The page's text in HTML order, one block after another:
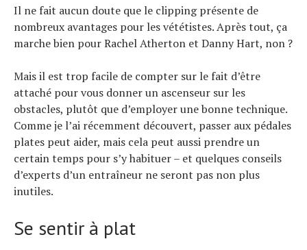
Il ne fait aucun doute que le clipping présente de
nombreux avantages pour les vététistes. Après tout, ça
marche bien pour Rachel Atherton et Danny Hart, non ?
Mais il est trop facile de compter sur le fait d’être
attaché pour vous donner un ascenseur sur les
obstacles, plutôt que d’employer une bonne technique.
Comme je l’ai récemment découvert, passer aux pédales
plates peut aider, mais cela peut aussi prendre un
certain temps pour s’y habituer – et quelques conseils
d’experts d’un entraîneur ne seront pas non plus
inutiles.
Se sentir à plat